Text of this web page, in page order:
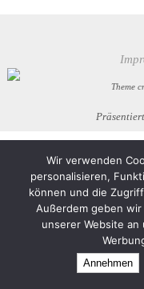
Theme
Wir verwenden
personalisieren,
können und die
Außerdem geben
unserer Website
Annehmen